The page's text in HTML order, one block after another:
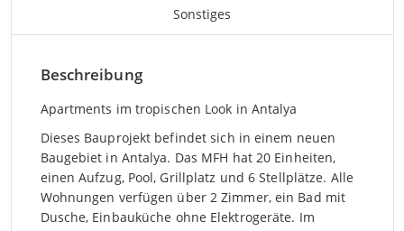
Sonstiges
Beschreibung
Apartments im tropischen Look in Antalya
Dieses Bauprojekt befindet sich in einem neuen
Baugebiet in Antalya. Das MFH hat 20 Einheiten,
einen Aufzug, Pool, Grillplatz und 6 Stellplätze. Alle
Wohnungen verfügen über 2 Zimmer, ein Bad mit
Dusche, Einbauküche ohne Elektrogeräte. Im